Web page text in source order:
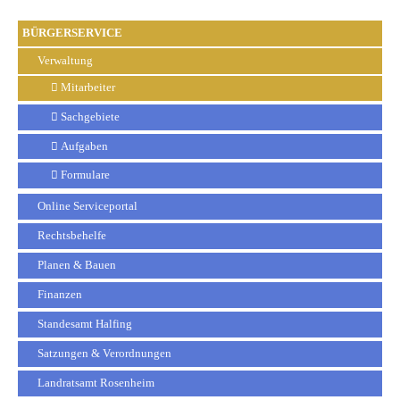
BÜRGERSERVICE
Verwaltung
Mitarbeiter
Sachgebiete
Aufgaben
Formulare
Online Serviceportal
Rechtsbehelfe
Planen & Bauen
Finanzen
Standesamt Halfing
Satzungen & Verordnungen
Landratsamt Rosenheim